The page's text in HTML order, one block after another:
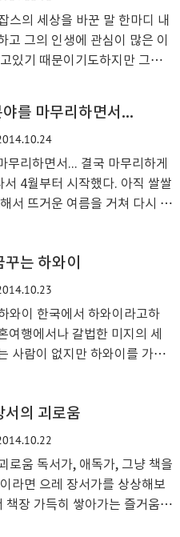
스의 세상을 바꾼 말 한마디 내
그의 인생에 관심이 많은 이
있기 때문이기도하지만 그가
의 말은 너무나도 유명하고 또
으나 그의 말에 유독 관심이 가
음에도 변하지않고 끝까지 밀
.누구나 세상을 바꿀 수 있다.
나 세상을 바꿀 수 있다'고 믿
를 마무리하면서...
리하면서... 결국 마무리하게
4월부터 시작했다. 아직 쌀쌀
서 뜨거운 여름을 거쳐 다시 쌀
야와 경제/경영 부문이 통합되
세이 분야로 지원했고, 에세
박꼬박 택배로 배송된 책을 읽
거웠지만 쉽지만은 않았다. 전
이 아니다보니 노하우도 없고
는 하와이
와이 한국에서 하와이라고하
여행에서나 갈법한 미지의 세
사람이 없지만 하와이를 가본
다녀온 마카오 2박 4일 여행
한 자신감, 나 자신에 대한 강
록 해외여행 한 번 못가보고 죽
행이나 패키지, 그것도 아니라
대충 사진이나 찍고 인증샷을
서의 괴로움
로움 독서가, 애독가, 그냥 책을
라면 으레 장서가를 상상해보
책장 가득히 쌓아가는 즐거움,